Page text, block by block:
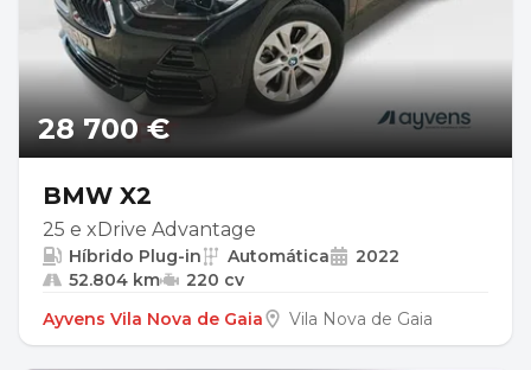
28 700 €
BMW X2
25 e xDrive Advantage
Híbrido Plug-in Automática
2022
52.804 km
220 cv
Ayvens Vila Nova de Gaia
Vila Nova de Gaia